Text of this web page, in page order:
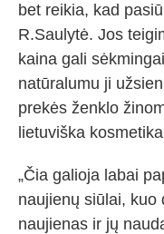
bet reikia, kad
R.Saulytė. Jos
kaina gali
natūralumu ji
prekės ženklo
lietuviška
„Čia galioja labai
naujienų siūlai, kuo
naujienas ir jų